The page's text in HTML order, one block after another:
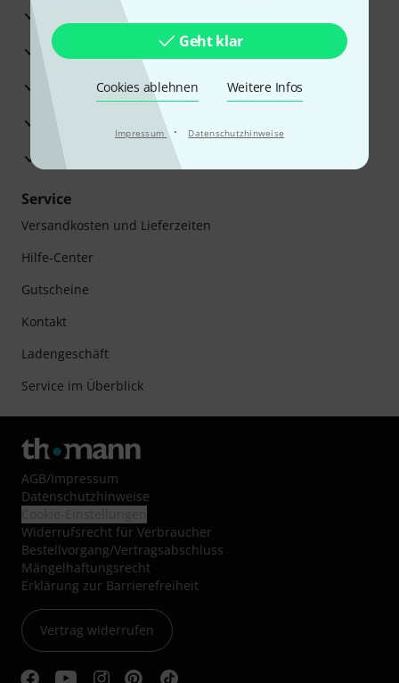
Geht klar
Cookies ablehnen Weitere Infos
Impressum · Datenschutzhinweise
30 Tage Money-Back-Garantie
Reparaturservice
Beratung durch Fachexperten
Zufriedenheitsgarantie
Europas größtes Versandlager
Service
Versandkosten und Lieferzeiten
Hilfe-Center
Gutscheine
Kontakt
Ladengeschäft
Service im Überblick
AGB/Impressum
Datenschutzhinweise
Widerrufsrecht für Verbraucher
Bestellvorgang/Vertragsabschluss
Mängelhaftungsrecht
Erklärung zur Barrierefreiheit
Vertrag widerrufen